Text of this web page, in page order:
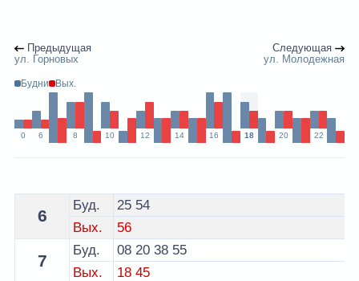
Предыдущая
ул. Горновых
Следующая
ул. Молодежная
Будни Вых.
0 6 8 10 12 14 16 18 20 22
Расписание 9 троллейбуса Гродно - остановка
6
Буд. 25 54
Вых.
56
7
Буд. 08 20 38 55
Вых.
18 45